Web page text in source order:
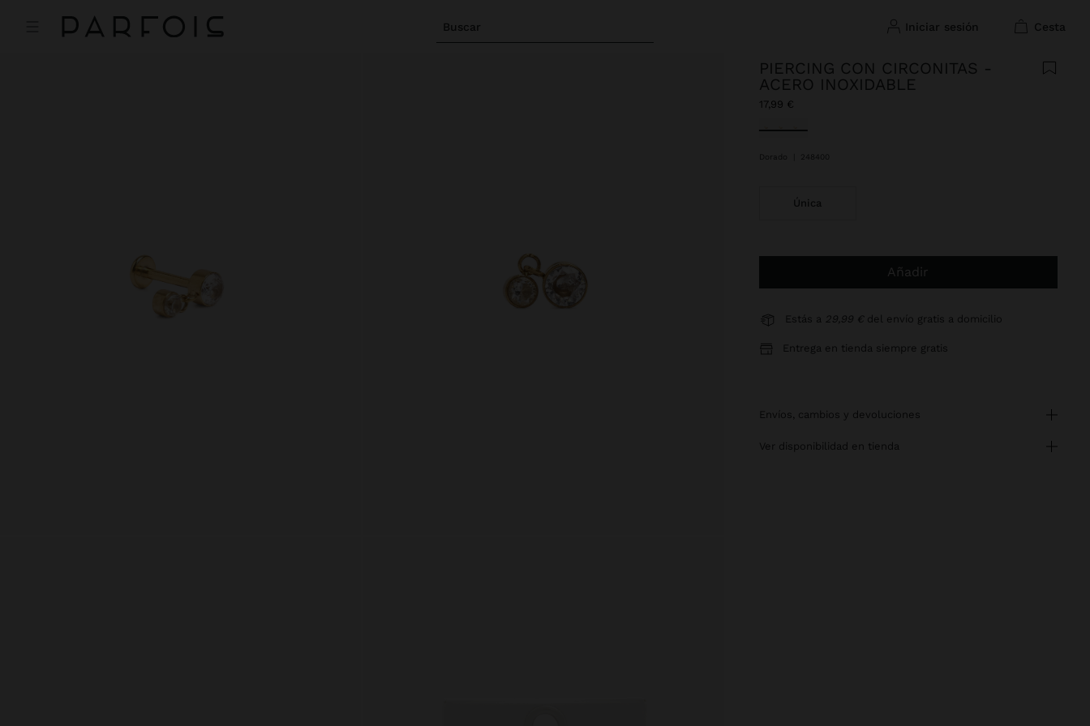
Buscar iniciar sesión cesta
PIERCING CON CIRCONITAS -
ACERO INOXIDABLE
17,99 €
Seleccionado
Dorado 248400
Única
Añadir
Estás a 29,99 € del envío gratis a domicilio
Entrega en tienda siempre gratis
envíos, cambios y devoluciones
ver disponibilidad en tienda